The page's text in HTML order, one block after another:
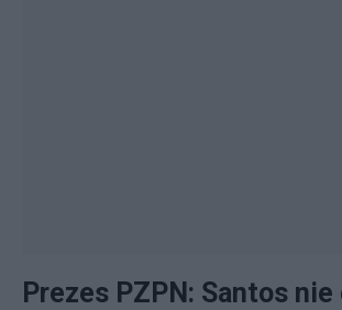
Prezes PZPN: Santos